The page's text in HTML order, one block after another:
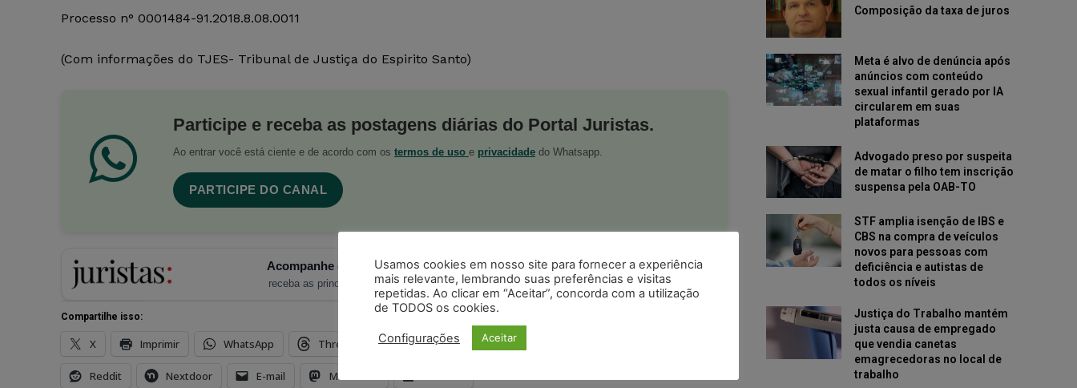
Processo n° 0001484-91.2018.8.08.0011
(Com informações do TJES- Tribunal de Justiça do Espirito Santo)
Participe e receba as postagens diárias do Portal Juristas.
Ao entrar você está ciente e de acordo com os termos de uso e privacidade do Whatsapp.
PARTICIPE DO CANAL
Acompanhe o Juristas no Google News
receba as principais notícias jurídicas do Brasil
Seguir no Google
Compartilhe isso:
X Imprimir WhatsApp Threads Facebook Telegram
Reddit Nextdoor E-mail Mastodon
Composição da taxa de juros
Meta é alvo de denúncia após
anúncios com conteúdo
sexual infantil gerado por IA
circularem em suas
plataformas
Advogado preso por suspeita
de matar o filho tem inscrição
suspensa pela OAB-TO
STF amplia isenção de IBS e
CBS na compra de veículos
novos para pessoas com
deficiência e autistas de
todos os níveis
Justiça do Trabalho mantém
justa causa de empregado
que vendia canetas
emagrecedoras no local de
trabalho
Usamos cookies em nosso site para fornecer a experiência
mais relevante, lembrando suas preferências e visitas
repetidas. Ao clicar em “Aceitar”, concorda com a utilização
de TODOS os cookies.
Configurações Aceitar